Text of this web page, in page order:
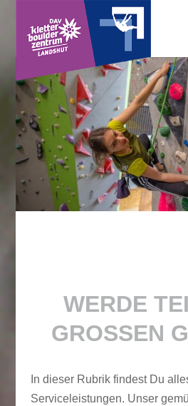
WERDE
GROSSEN
In dieser Rubrik findest Du
Serviceleistungen. Unser